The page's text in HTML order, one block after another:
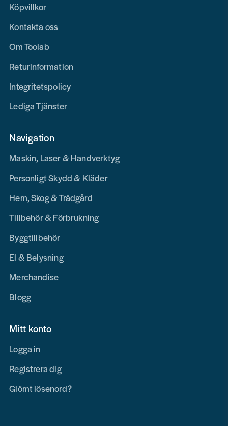
Köpvillkor
Kontakta oss
Om Toolab
Returinformation
Integritetspolicy
Lediga Tjänster
Navigation
Maskin, Laser & Handverktyg
Personligt Skydd & Kläder
Hem, Skog & Trädgård
Tillbehör & Förbrukning
Byggtillbehör
El & Belysning
Merchandise
Blogg
Mitt konto
Logga in
Registrera dig
Glömt lösenord?